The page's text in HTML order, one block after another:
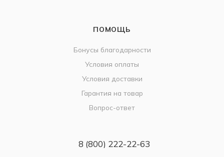
ПОМОЩЬ
Бонусы благодарности
Условия оплаты
Условия доставки
Гарантия на товар
Вопрос-ответ
8 (800) 222-22-63